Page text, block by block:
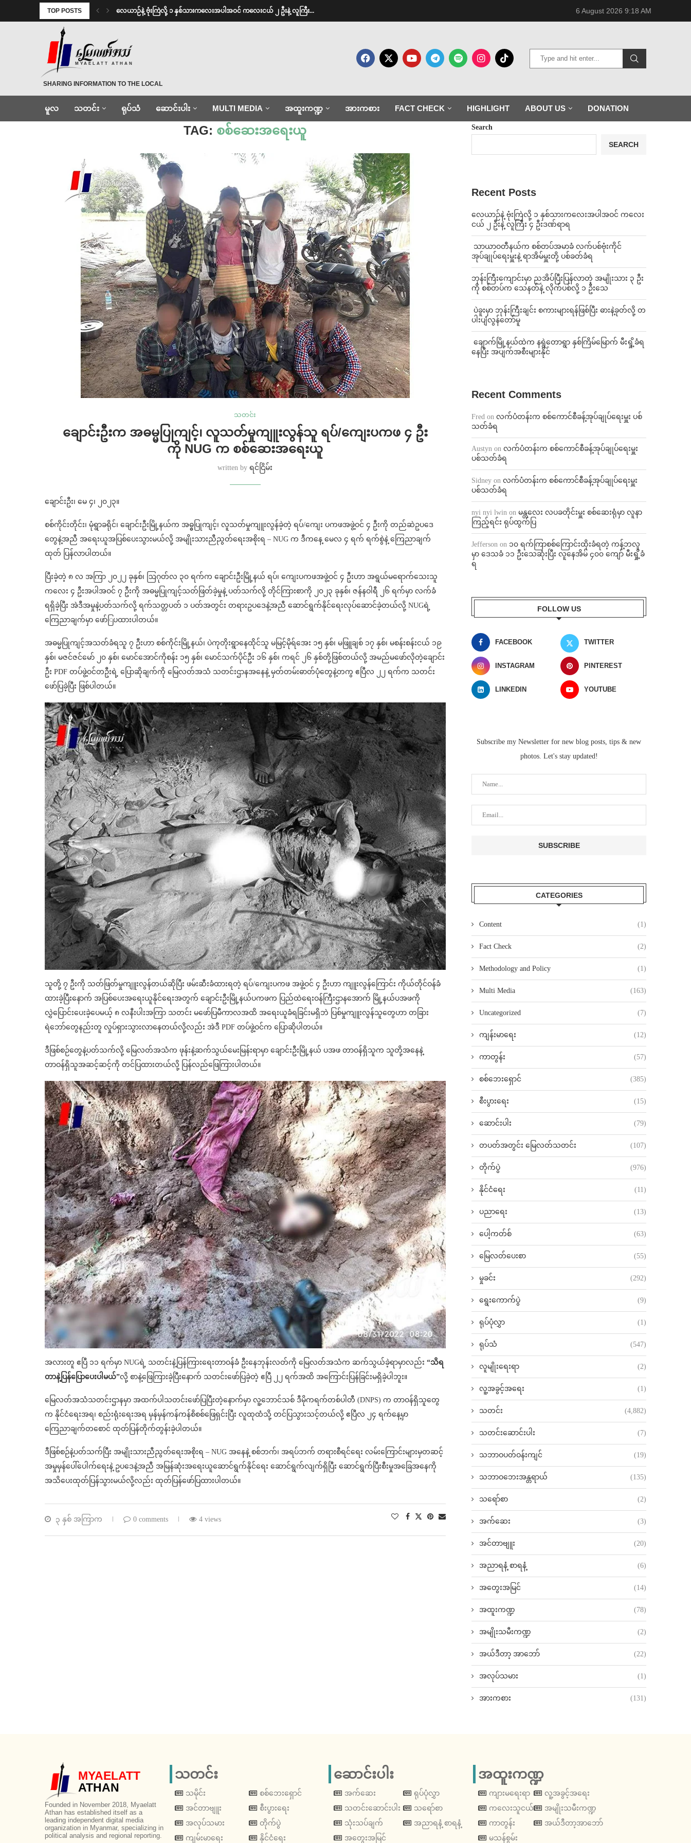
TOP POSTS ⁨လေယာဉ်နဲ့ ဗုံးကြဲလို့ ၁ နှစ်သားကလေးအပါအဝင် ကလေးငယ် ၂ ဦးနဲ့ လူကြီး... 6 August 2026 9:18 AM
MYAELATT ATHAN
SHARING INFORMATION TO THE LOCAL
မူလ သတင်း ရုပ်သံ ဆောင်းပါး MULTI MEDIA အထူးကဏ္ဍ အားကစား FACT CHECK HIGHLIGHT ABOUT US DONATION
Home စစ်ဆေးအရေးယူ
TAG: စစ်ဆေးအရေးယူ
သတင်း
ချောင်းဦးက အဓမ္မပြုကျင့်၊ လူသတ်မှုကျူးလွန်သူ ရပ်/ကျေးပကဖ ၄ ဦး
ကို NUG က စစ်ဆေးအရေးယူ
written byရင်ငြိမ်း
ချောင်းဦး၊ မေ ၄၊ ၂၀၂၃။
စစ်ကိုင်းတိုင်း၊ မုံရွာခရိုင်၊ ချောင်းဦးမြို့နယ်က အဓ္ဓပြုကျင့်၊ လူသတ်မှုကျူးလွန်ခဲ့တဲ့ ရပ်/ကျေး ပကဖအဖွဲ့ဝင် ၄ ဦးကို တည်ဆဲဥပဒေ
တွေနဲ့အညီ အရေးယူအပြစ်ပေးသွားမယ်လို့ အမျိုးသားညီညွတ်ရေးအစိုးရ – NUG က ဒီကနေ့ မေလ ၄ ရက် ရက်စွဲနဲ့ ကြေညာချက်
ထုတ် ပြန်လာပါတယ်။
ပြီးခဲ့တဲ့ ၈ လ အကြာ ၂၀၂၂ ခုနှစ်၊ ဩဂုတ်လ ၃၀ ရက်က ချောင်းဦးမြို့နယ် ရပ်၊ ကျေးပကဖအဖွဲ့ဝင် ၄ ဦးဟာ အရွယ်မရောက်သေးသူ
ကလေး ၄ ဦးအပါအဝင် ၇ ဦးကို အဓမ္မပြုကျင့်သတ်ဖြတ်ခဲ့မှုနဲ့ ပတ်သက်လို့ တိုင်ကြားစာကို ၂၀၂၃ ခုနှစ်၊ ဇန်နဝါရီ ၂၆ ရက်မှာ လက်ခံ
ရရှိခဲ့ပြီး အဲဒီအမှုနဲ့ပတ်သက်လို့ ရက်သတ္တပတ် ၁ ပတ်အတွင်း တရားဥပဒေနဲ့အညီ ဆောင်ရွက်နိုင်ရေးလုပ်ဆောင်ခဲ့တယ်လို့ NUGရဲ့
ကြေညာချက်မှာ‌ ဖော်ြပထားပါတယ်။
အဓမ္မပြုကျင့်အသတ်ခံရသူ ၇ ဦးဟာ စစ်ကိုင်းမြို့နယ်၊ ပဲကုတိုးရွာနေထိုင်သူ မမြင့်မိုရ်အေး ၁၅ နှစ်၊ မဖြူချစ် ၁၇ နှစ်၊ မစန်းစန်းငယ် ၁၉
နှစ်၊ မဇင်ဇင်မော် ၂၀ နှစ်၊ မောင်အောင်ကိုစန်း ၁၅ နှစ်၊ မောင်သက်ပိုင်ဦး ၁၆ နှစ်၊ ကရင် ၂၆ နှစ်တို့ဖြစ်တယ်လို့ အမည်မဖော်လိုတဲ့ချောင်း
ဦး PDF တပ်ဖွဲ့ဝင်တဦးရဲ့ ပြောဆိုချက်ကို မြေလတ်အသံ သတင်းဌာနအနေနဲ့ မှတ်တမ်းဓာတ်ပုံတွေနဲ့တကွ ဧပြီလ ၂၂ ရက်က သတင်း
ဖော်ပြခဲ့ပြီး ဖြစ်ပါတယ်။
သူတို့ ၇ ဦးကို သတ်ဖြတ်မှုကျူးလွန်တယ်ဆိုပြီး ဖမ်းဆီးခံထားရတဲ့ ရပ်/ကျေးပကဖ အဖွဲ့ဝင် ၄ ဦးဟာ ကျူးလွန်ကြောင်း ကိုယ်တိုင်ဝန်ခံ
ထားခဲ့ပြီးနောက် အပြစ်ပေးအရေးယူနိုင်ရေးအတွက် ချောင်းဦးမြို့နယ်ပကဖက ပြည်ထဲရေးဝန်ကြီးဌာနအောက် မြို့နယ်ပအဖကို
လွှဲပြောင်းပေးခဲ့ပေမယ့် ၈ လနီးပါးအကြာ သတင်း မဖော်ပြမီကာလအထိ အရေးယူခံရခြင်းမရှိဘဲ ပြစ်မှုကျူးလွန်သူတွေဟာ တခြား
ရဲဘော်တွေနည်းတူ လှုပ်ရှားသွားလာနေတယ်လို့လည်း အဲဒီ PDF တပ်ဖွဲ့ဝင်က ပြောဆိုပါတယ်။
ဒီဖြစ်စဉ်တွေနဲ့ပတ်သက်လို့ မြေလတ်အသံက ဖုန်းနဲ့ဆက်သွယ်မေးမြန်းရာမှာ ချောင်းဦးမြို့နယ် ပအဖ တာဝန်ရှိသူက သူတို့အနေနဲ့
တာဝန်ရှိသူအဆင့်ဆင့်ကို တင်ပြထားတယ်လို့ ပြန်လည်ဖြေကြားပါတယ်။
အလားတူ ဧပြီ ၁၁ ရက်မှာ NUGရဲ့ သတင်းနဲ့ပြန်ကြားရေးတာဝန်ခံ ဦးနေဘုန်းလတ်ကို မြေလတ်အသံက ဆက်သွယ်ခဲ့ရာမှာလည်း “သိရ
တာနဲ့ပြန်ပြောပေးပါမယ်”လို့ စာနဲ့ဖြေကြားခဲ့ပြီးနောက် သတင်းဖော်ပြခဲ့တဲ့ ဧပြီ ၂၂ ရက်အထိ အကြောင်းပြန်ခြင်းမရှိခဲ့ပါဘူး။
မြေလတ်အသံသတင်းဌာနမှာ အထက်ပါသတင်းဖော်ပြပြီးတဲ့နောက်မှာ လူ့ဘောင်သစ် ဒီမိုကရက်တစ်ပါတီ (DNPS) က တာဝန်ရှိသူတွေ
က နိုင်ငံရေးအရ၊ စည်းရုံးရေးအရ မှန်မှန်ကန်ကန်စိစစ်ဖြေရှင်းပြီး လူထုထံသို့ တင်ပြသွားသင့်တယ်လို့ ဧပြီလ ၂၄ ရက်နေ့မှာ
ကြေညာချက်တစောင် ထုတ်ပြန်တိုက်တွန်းခဲ့ပါတယ်။
ဒီဖြစ်စဉ်နဲ့ပတ်သက်ပြီး အမျိုးသားညီညွတ်ရေးအစိုးရ – NUG အနေနဲ့ စစ်ဘက်၊ အရပ်ဘက် တရားစီရင်ရေး လမ်းကြောင်းများမှတဆင့်
အမှုမှန်ပေါ်ပေါက်ရေးနဲ့ ဥပဒေနဲ့အညီ အမြန်ဆုံးအရေးယူဆောင်ရွက်နိုင်ရေး ဆောင်ရွက်လျက်ရှိပြီး ဆောင်ရွက်ပြီးစီးမှုအခြေအနေကို
အသိပေးထုတ်ပြန်သွားမယ်လို့လည်း ထုတ်ပြန်ဖော်ပြထားပါတယ်။
၃ နှစ် အကြာက 0 comments 4 views
Search
SEARCH
Recent Posts
⁨လေယာဉ်နဲ့ ဗုံးကြဲလို့ ၁ နှစ်သားကလေးအပါအဝင် ကလေး
ငယ် ၂ ဦးနဲ့ လူကြီး ၄ ဦးဒဏ်ရာရ
⁩ ⁨သာယာဝတီနယ်က စစ်တပ်အမာခံ လက်ပစ်ဗုံးကိုင်
အုပ်ချုပ်ရေးမှူးနဲ့ ရာအိမ်မှူးတို့ ပစ်ခတ်ခံရ
ဘုန်းကြီးကျောင်းမှာ ညအိပ်ပြီးပြန်လာတဲ့ အမျိုးသား ၃ ဦး
ကို စစ်တပ်က သေနတ်နဲ့ လိုက်ပစ်လို့ ၁ ဦးသေ
⁩ ⁨ပဲခူးမှာ ဘုန်းကြီးချင်း စကားများရန်ဖြစ်ပြီး ဓားနဲ့ခုတ်လို့ တ
ပါးပျံလွန်တော်မူ
⁩ ⁨ချောက်မြို့နယ်ထဲက နရွဲတောရွာ နှစ်ကြိမ်မြောက် မီးရှို့ခံရ
နေပြီး အပျက်အစီးများနိုင်
Recent Comments
Fred on လက်ပံတန်းက စစ်ကောင်စီခန့်အုပ်ချုပ်ရေးမှူး ပစ်
သတ်ခံရ
Austyn on လက်ပံတန်းက စစ်ကောင်စီခန့်အုပ်ချုပ်ရေးမှူး
ပစ်သတ်ခံရ
Sidney on လက်ပံတန်းက စစ်ကောင်စီခန့်အုပ်ချုပ်ရေးမှူး
ပစ်သတ်ခံရ
nyi nyi lwin on မန္တလေး လပခတိုင်းမှူး စစ်ဆေးရုံမှာ လူနာ
ကြည့်ရင်း ရုပ်ထွက်ပြ
Jefferson on ၁၀ ရက်ကြာစစ်ကြောင်းထိုးခံရတဲ့ ကန့်ဘလူ
မှာ ဒေသခံ ၁၁ ဦးသေဆုံးပြီး လူနေအိမ် ၄၀၀ ကျော် မီးရှို့ခံ
ရ
FOLLOW US
FACEBOOK TWITTER
INSTAGRAM PINTEREST
LINKEDIN YOUTUBE
Subscribe my Newsletter for new blog posts, tips & new
photos. Let's stay updated!
CATEGORIES
Content (1)
Fact Check (2)
Methodology and Policy (1)
Multi Media (163)
Uncategorized (7)
ကျန်းမာရေး (12)
ကာတွန်း (57)
စစ်ဘေးရှောင် (385)
စီးပွားရေး (15)
ဆောင်းပါး (79)
တပတ်အတွင်း မြေလတ်သတင်း (107)
တိုက်ပွဲ (976)
နိုင်ငံရေး (11)
ပညာရေး (13)
ပေါ့ကတ်စ် (63)
မြေလတ်ပေးစာ (55)
မှုခင်း (292)
ရွေးကောက်ပွဲ (9)
ရုပ်ပုံလွှာ (1)
ရုပ်သံ (547)
လူမျိုးရေးရာ (2)
လူ့အခွင့်အရေး (1)
သတင်း (4,882)
သတင်းဆောင်းပါး (7)
သဘာဝပတ်ဝန်းကျင် (19)
သဘာဝဘေးအန္တရာယ် (135)
သရော်စာ (2)
အက်ဆေး (3)
အင်တာဗျူး (20)
အညာရနံ့ စာရနံ့ (6)
အတွေးအမြင် (14)
အထူးကဏ္ဍ (78)
အမျိုးသမီးကဏ္ဍ (2)
အယ်ဒီတာ့ အာဘော် (22)
အလုပ်သမား (1)
အားကစား (131)
MYAELATT
ATHAN
Founded in November 2018, Myaelatt
Athan has established itself as a
leading independent digital media
organization in Myanmar, specializing in
political analysis and regional reporting.
သတင်း
သမိုင်း
အင်တာဗျူး
အလုပ်သမား
ကျမ်းမာရေး
စစ်ဘေးရှောင်
စီးပွားရေး
တိုက်ပွဲ
နိုင်ငံရေး
ဆောင်းပါး
အက်ဆေး
သတင်းဆောင်းပါး
သုံးသပ်ချက်
အတွေးအမြင်
ရုပ်ပုံလွှာ
သရော်စာ
အညာရနံ့ စာရနံ့
အထူးကဏ္ဍ
ကျားမရေးရာ
ကလေးသူငယ်
ကာတွန်း
မသန်စွမ်း
လူ့အခွင့်အရေး
အမျိုးသမီးကဏ္ဍ
အယ်ဒီတာ့အာဘော်